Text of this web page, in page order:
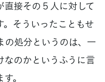
接その５人に対して
そういったこともせ
の処分というのは、一
のかというふうに言
。